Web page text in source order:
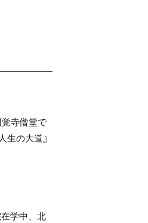
寺僧堂で
の大道』
学中、北